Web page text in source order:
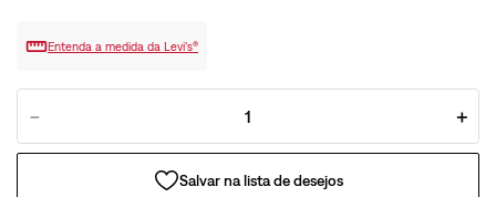
Entenda a medida da Levi’s®
＋
－